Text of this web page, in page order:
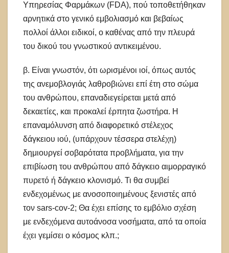
Υπηρεσίας Φαρμάκων (FDA), πού τοποθετήθηκαν
αρνητικά στο γενικό εμβολιασμό και βεβαίως
πολλοί άλλοι ειδικοί, ο καθένας από την πλευρά
του δικού του γνωστικού αντικειμένου.
β. Είναι γνωστόν, ότι ωρισμένοι ιοί, όπως αυτός
της ανεμοβλογιάς λαθροβιώνει επί έτη στο σώμα
του ανθρώπου, επαναδιεγείρεται μετά από
δεκαετίες, και προκαλεί έρπητα ζωστήρα. Η
επαναμόλυνση από διαφορετικό στέλεχος
δάγκειου ιού, (υπάρχουν τέσσερα στελέχη)
δημιουργεί σοβαρότατα προβλήματα, για την
επιβίωση του ανθρώπου από δάγκειο αιμορραγικό
πυρετό ή δάγκειο κλονισμό. Τι θα συμβεί
ενδεχομένως με ανοσοποιημένους ξενιστές από
τον sars-cov-2; Θα έχει επίσης το εμβόλιο σχέση
με ενδεχόμενα αυτοάνοσα νοσήματα, από τα οποία
έχει γεμίσει ο κόσμος κλπ.;